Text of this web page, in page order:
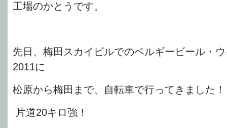
工場のかとうです。
先日、梅田スカイビルでのベルギービール・
2011に
松原から梅田まで、自転車で行ってきました！
片道20キロ強！